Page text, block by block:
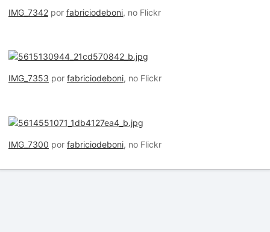
IMG_7342 por fabriciodeboni, no Flickr
IMG_7353 por fabriciodeboni, no Flickr
IMG_7300 por fabriciodeboni, no Flickr